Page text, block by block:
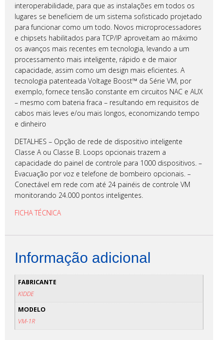
interoperabilidade, para que as instalações em todos os
lugares se beneficiem de um sistema sofisticado projetado
para funcionar como um todo. Novos microprocessadores
e chipsets habilitados para TCP/IP aproveitam ao máximo
os avanços mais recentes em tecnologia, levando a um
processamento mais inteligente, rápido e de maior
capacidade, assim como um design mais eficientes. A
tecnologia patenteada Voltage Boost™ da Série VM, por
exemplo, fornece tensão constante em circuitos NAC e AUX
– mesmo com bateria fraca – resultando em requisitos de
cabos mais leves e/ou mais longos, economizando tempo
e dinheiro
DETALHES – Opção de rede de dispositivo inteligente
Classe A ou Classe B. Loops opcionais trazem a
capacidade do painel de controle para 1000 dispositivos. –
Evacuação por voz e telefone de bombeiro opcionais. –
Conectável em rede com até 24 painéis de controle VM
monitorando 24.000 pontos inteligentes.
FICHA TÉCNICA
Informação adicional
FABRICANTE
KIDDE
MODELO
VM-1R